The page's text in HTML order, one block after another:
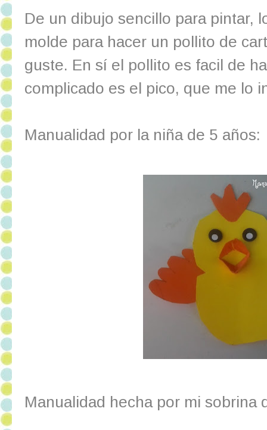
De un dibujo sencillo para pintar,
molde para hacer un pollito de
guste. En sí el pollito es facil de
complicado es el pico, que me lo
Manualidad por la niña de 5 años:
Manualidad hecha por mi sobrina